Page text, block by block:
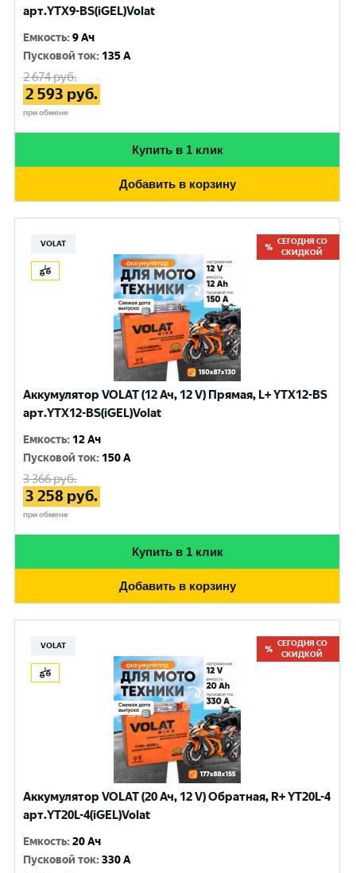
арт.YTX9-BS(iGEL)Volat
Емкость:9 Ач
Пусковой ток: 135 A
2 674руб.
2 593 руб.
при обмене
Купить в 1 клик
Добавить в корзину
VOLAT
СЕГОДНЯ СО
СКИДКОЙ
Аккумулятор VOLAT (12 Ач, 12 V) Прямая, L+ YTX12-BS
арт.YTX12-BS(iGEL)Volat
Емкость: 12 Ач
Пусковой ток: 150 A
3 366руб.
3 258 руб.
при обмене
Купить в 1 клик
Добавить в корзину
VOLAT
СЕГОДНЯ СО
СКИДКОЙ
Аккумулятор VOLAT (20 Ач, 12 V) Обратная, R+ YT20L-4
арт.YT20L-4(iGEL)Volat
Емкость:20 Ач
Пусковой ток:330 A